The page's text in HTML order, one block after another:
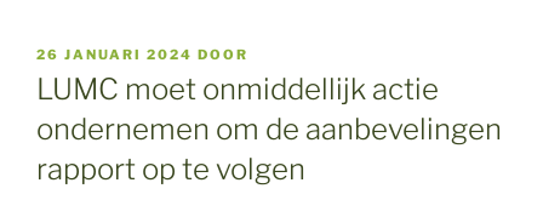
GEPLAATST
OP
26 JANUARI 2024 DOOR
LUMC moet onmiddellijk actie
ondernemen om de aanbevelingen
rapport op te volgen